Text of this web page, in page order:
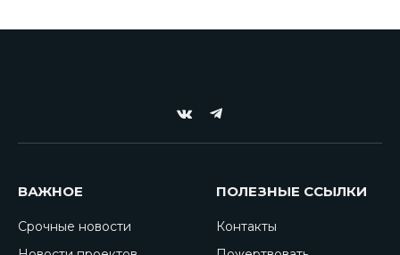
VKontakte
Telegram
ВАЖНОЕ
Срочные новости
ПОЛЕЗНЫЕ ССЫЛКИ
Контакты